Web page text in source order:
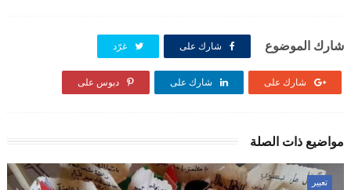
شارك الموضوع شارك على غرّد
شارك على شارك على دبوس على
مواضيع ذات الصلة
تعبير